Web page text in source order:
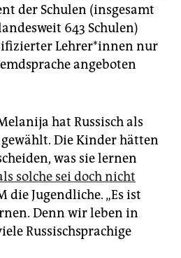
der Schulen (insgesamt
643 Schulen)
Leh­re­r*in­nen nur
angeboten
hat Russisch als
Die Kinder hätten
was sie lernen
solche sei doch nicht
die Jugendliche. „Es ist
Denn wir leben in
Russischsprachige